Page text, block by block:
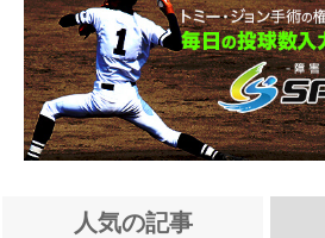
人気の記事